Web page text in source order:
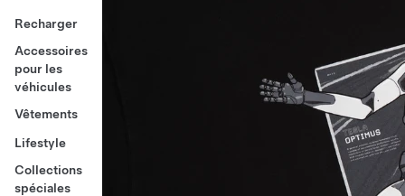
Recharger
Accessoires
pour les
véhicules
Vêtements
Lifestyle
Collections
spéciales